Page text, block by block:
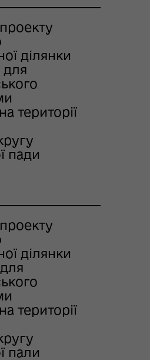
ділянки
території
пади
ділянки
території
пали